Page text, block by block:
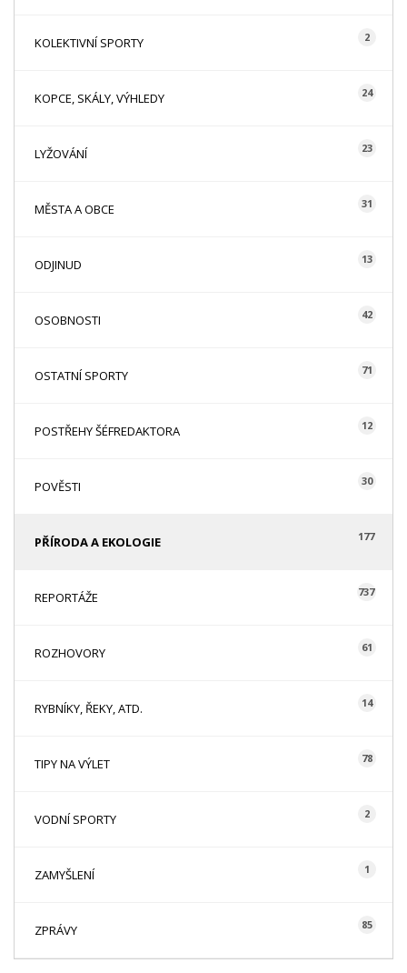
KOLEKTIVNÍ SPORTY 2
KOPCE, SKÁLY, VÝHLEDY 24
LYŽOVÁNÍ 23
MĚSTA A OBCE 31
ODJINUD 13
OSOBNOSTI 42
OSTATNÍ SPORTY 71
POSTŘEHY ŠÉFREDAKTORA 12
POVĚSTI 30
PŘÍRODA A EKOLOGIE 177
REPORTÁŽE 737
ROZHOVORY 61
RYBNÍKY, ŘEKY, ATD. 14
TIPY NA VÝLET 78
VODNÍ SPORTY 2
ZAMYŠLENÍ 1
ZPRÁVY 85